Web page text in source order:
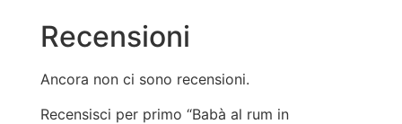
Recensioni
Ancora non ci sono recensioni.
Recensisci per primo “Babà al rum in